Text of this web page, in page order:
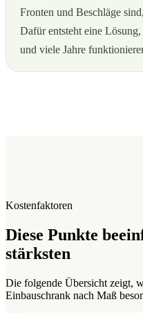
Fronten und Beschläge
Dafür entsteht eine
und viele Jahre
Kostenfaktoren
Diese Punkte
stärksten
Die folgende Übersicht zeigt,
Einbauschrank nach Maß